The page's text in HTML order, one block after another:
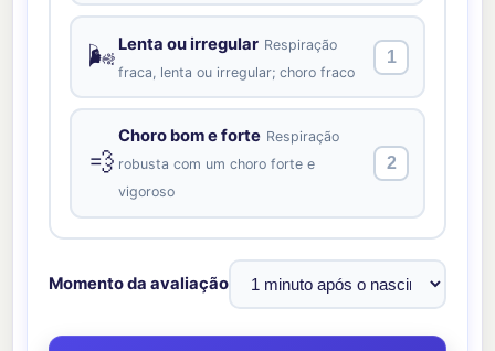
🌬️ Lenta ou irregular Respiração
fraca, lenta ou irregular; choro fraco
1
💨
Choro bom e forte Respiração
robusta com um choro forte e
vigoroso
2
Momento da avaliação